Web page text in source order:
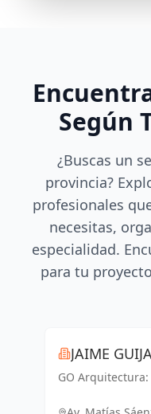
Según
¿Buscas un
provincia?
profesionales
necesitas,
especialidad.
para tu
JAIME
GO
y gestiones